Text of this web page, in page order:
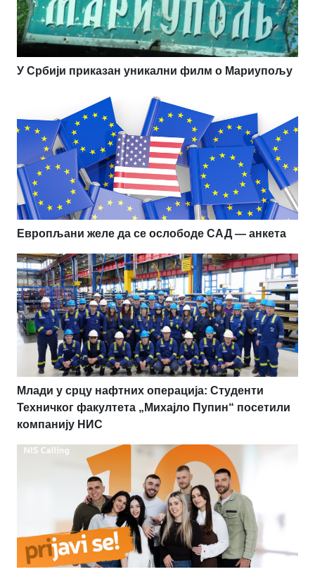
У Србији приказан уникални филм о Мариупољу
Европљани желе да се ослободе САД — анкета
Млади у срцу нафтних операција: Студенти
Техничког факултета „Михајло Пупин“ посетили
компанију НИС